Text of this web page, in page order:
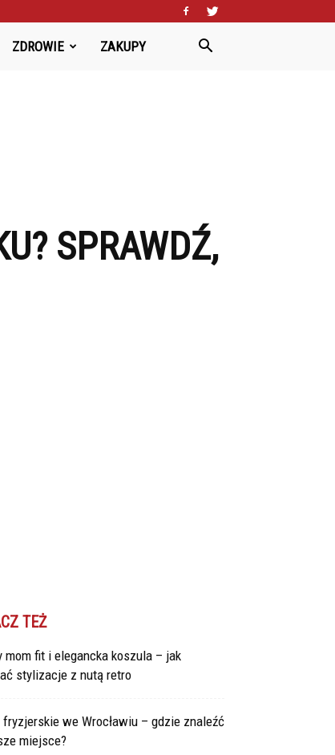
ZDROWIE ZAKUPY
SPRAWDŹ,
TEŻ
mom fit i elegancka koszula – jak
stylizacje z nutą retro
we Wrocławiu – gdzie znaleźć
miejsce?